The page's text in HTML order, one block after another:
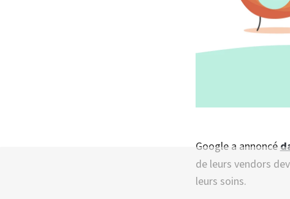
Google a annoncé
de leurs vendors
leurs soins.